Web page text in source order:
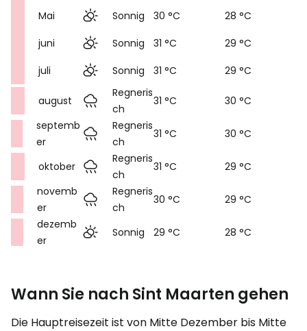
Mai
Sonnig 30 °C
28 °C
juni
Sonnig 31 °C
29 °C
juli
Sonnig 31 °C 29 °C
august
Regneris
ch
31 °C
30 °C
septemb
er
Regneris
ch
31 °C 30 °C
oktober
Regneris
ch
31 °C
29 °C
novemb
er
Regneris
ch
30 °C
29 °C
dezemb
er
Sonnig 29 °C 28 °C
Wann Sie nach Sint Maarten gehen
Die Hauptreisezeit ist von Mitte Dezember bis Mitte